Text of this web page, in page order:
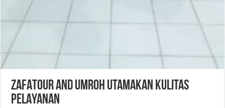
ZAFATOUR AND UMROH UTAMAKAN KULITAS
PELAYANAN